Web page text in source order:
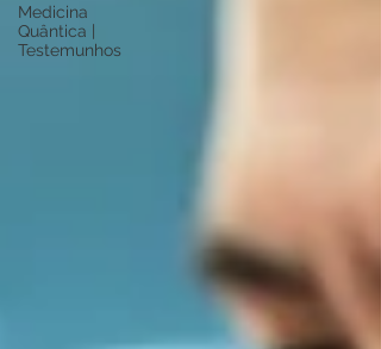
Medicina
Quântica |
Testemunhos